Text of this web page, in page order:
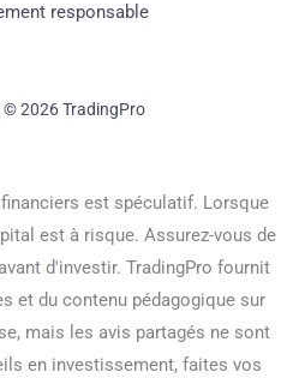
responsable
2026 TradingPro
est spéculatif. Lorsque
est à risque. Assurez-vous de
d'investir. TradingPro fournit
et du contenu pédagogique sur
mais les avis partagés ne sont
en investissement, faites vos